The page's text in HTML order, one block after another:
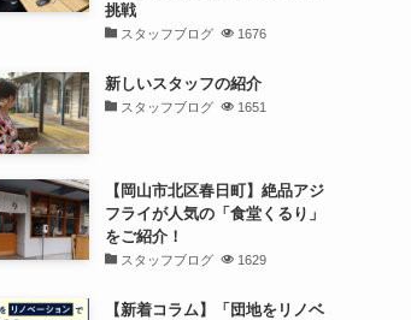
挑戦
スタッフブログ 1676
新しいスタッフの紹介
スタッフブログ 1651
【岡山市北区春日町】絶品アジ
フライが人気の「食堂くるり」
をご紹介！
スタッフブログ 1629
【新着コラム】「団地をリノベ